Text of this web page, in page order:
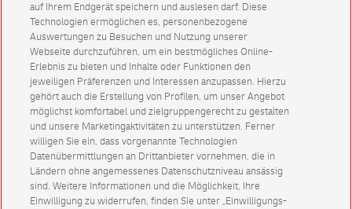
auf Ihrem Endgerät speichern und auslesen darf. Diese
Technologien ermöglichen es, personenbezogene
Auswertungen zu Besuchen und Nutzung unserer
Webseite durchzuführen, um ein bestmögliches Online-
Erlebnis zu bieten und Inhalte oder Funktionen den
jeweiligen Präferenzen und Interessen anzupassen. Hierzu
gehört auch die Erstellung von Profilen, um unser Angebot
möglichst komfortabel und zielgruppengerecht zu gestalten
und unsere Marketingaktivitäten zu unterstützen. Ferner
willigen Sie ein, dass vorgenannte Technologien
Datenübermittlungen an Drittanbieter vornehmen, die in
Ländern ohne angemessenes Datenschutzniveau ansässig
sind. Weitere Informationen und die Möglichkeit, Ihre
Einwilligung zu widerrufen, finden Sie unter „Einwilligungs-